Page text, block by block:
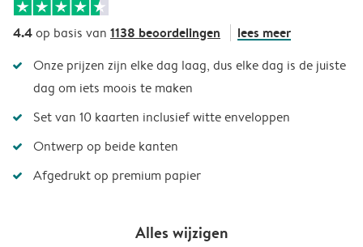
4.4op basis van 1138 beoordelingen lees meer
Onze prijzen zijn elke dag laag, dus elke dag is de juiste
dag om iets moois te maken
Set van 10 kaarten inclusief witte enveloppen
Ontwerp op beide kanten
Afgedrukt op premium papier
Alles wijzigen